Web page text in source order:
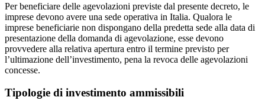
Per beneficiare delle agevolazioni previste dal presente decreto, le
imprese devono avere una sede operativa in Italia. Qualora le
imprese beneficiarie non dispongano della predetta sede alla data di
presentazione della domanda di agevolazione, esse devono
provvedere alla relativa apertura entro il termine previsto per
l’ultimazione dell’investimento, pena la revoca delle agevolazioni
concesse.
Tipologie di investimento ammissibili